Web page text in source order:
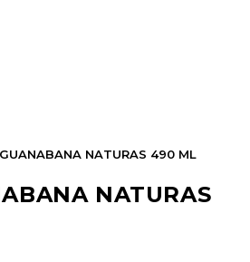
NATURAS 490 ML
NATURAS